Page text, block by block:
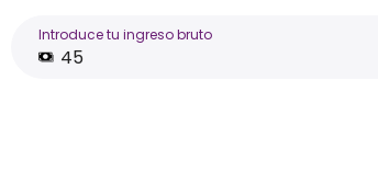
Introduce tu ingreso bruto